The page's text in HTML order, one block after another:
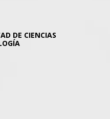
DE CIENCIAS